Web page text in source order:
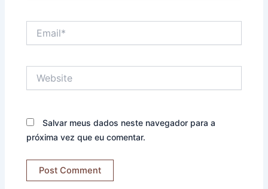
Salvar meus dados neste navegador para a
próxima vez que eu comentar.